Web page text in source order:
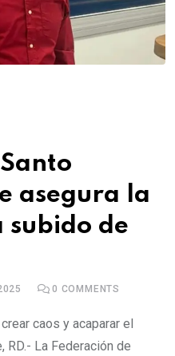
asegura la
subido de
0 COMMENTS
caos y acaparar el
RD.- La Federación de